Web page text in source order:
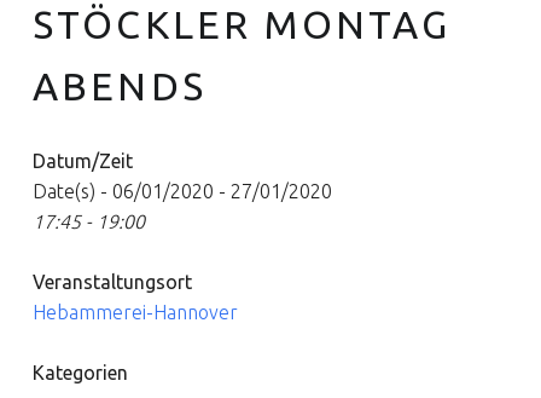
STÖCKLER MONTAG
ABENDS
Datum/Zeit
Date(s) - 06/01/2020 - 27/01/2020
17:45 - 19:00
Veranstaltungsort
Hebammerei-Hannover
Kategorien